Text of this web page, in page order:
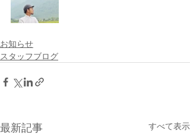
お知らせ
スタッフブログ
最新記事 すべて表示